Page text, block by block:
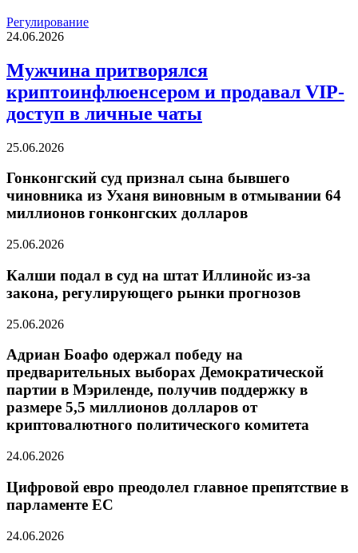
Регулирование
24.06.2026
Мужчина притворялся
криптоинфлюенсером и продавал VIP-
доступ в личные чаты
25.06.2026
Гонконгский суд признал сына бывшего
чиновника из Уханя виновным в отмывании 64
миллионов гонконгских долларов
25.06.2026
Калши подал в суд на штат Иллинойс из-за
закона, регулирующего рынки прогнозов
25.06.2026
Адриан Боафо одержал победу на
предварительных выборах Демократической
партии в Мэриленде, получив поддержку в
размере 5,5 миллионов долларов от
криптовалютного политического комитета
24.06.2026
Цифровой евро преодолел главное препятствие в
парламенте ЕС
24.06.2026